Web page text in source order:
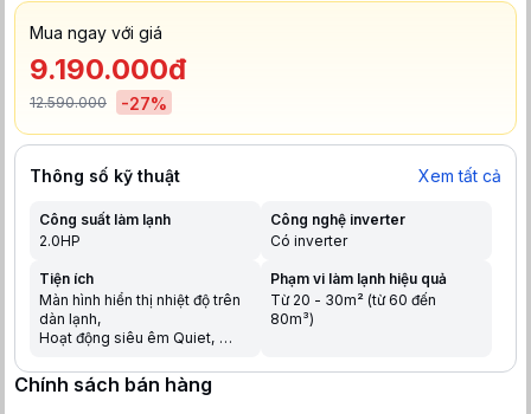
Mua ngay với giá
9.190.000đ
12.590.000 -27%
Thông số kỹ thuật Xem tất cả
Công suất làm lạnh
2.0HP
Công nghệ inverter
Có inverter
Tiện ích
Màn hình hiển thị nhiệt độ trên
dàn lạnh
Hoạt động siêu êm Quiet
Tự khởi động lại khi có điện
Hẹn giờ bật tắt máy
Phạm vi làm lạnh hiệu quả
Từ 20 - 30m² (từ 60 đến
80m³)
Chính sách bán hàng